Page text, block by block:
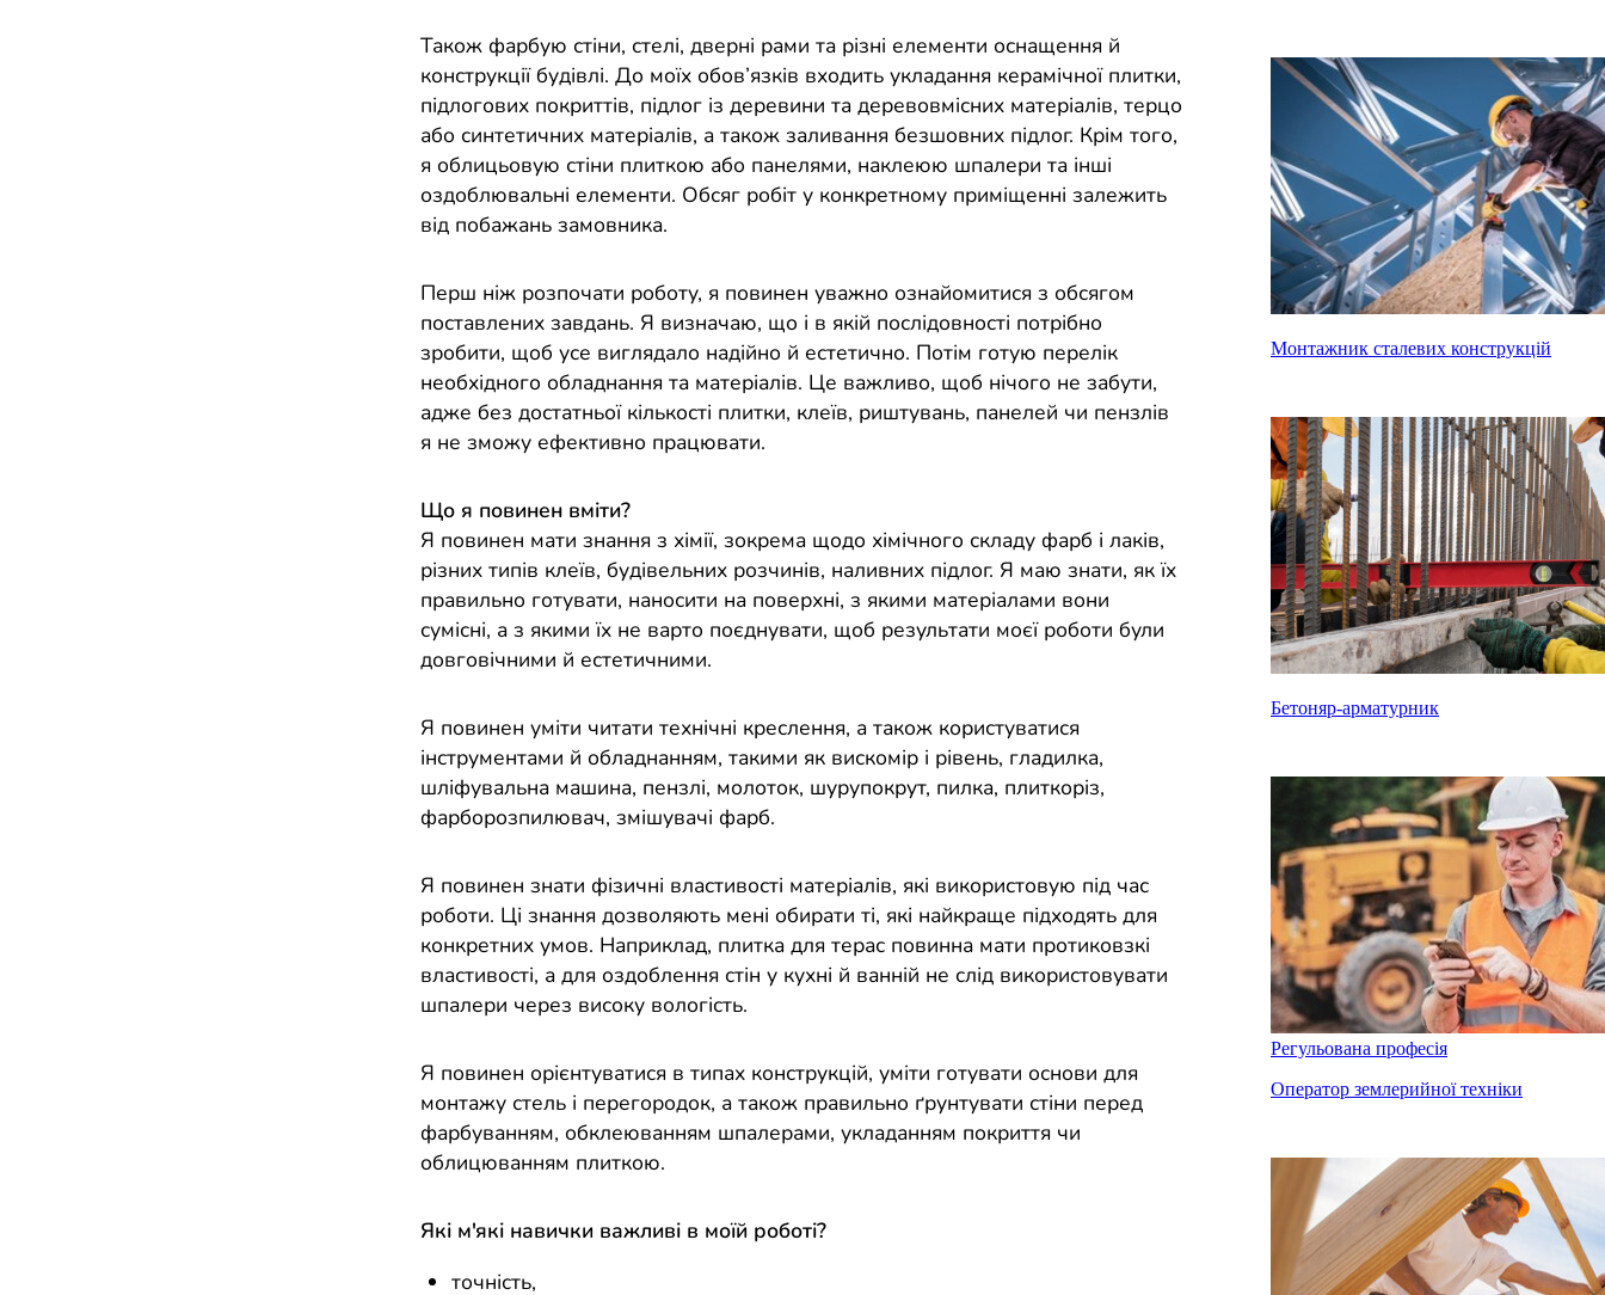
Також фарбую стіни, стелі, дверні рами та різні елементи оснащення й
конструкції будівлі. До моїх обов’язків входить укладання керамічної плитки,
підлогових покриттів, підлог із деревини та деревовмісних матеріалів, терцо
або синтетичних матеріалів, а також заливання безшовних підлог. Крім того,
я облицьовую стіни плиткою або панелями, наклеюю шпалери та інші
оздоблювальні елементи. Обсяг робіт у конкретному приміщенні залежить
від побажань замовника.
Перш ніж розпочати роботу, я повинен уважно ознайомитися з обсягом
поставлених завдань. Я визначаю, що і в якій послідовності потрібно
зробити, щоб усе виглядало надійно й естетично. Потім готую перелік
необхідного обладнання та матеріалів. Це важливо, щоб нічого не забути,
адже без достатньої кількості плитки, клеїв, риштувань, панелей чи пензлів
я не зможу ефективно працювати.
Що я повинен вміти?
Я повинен мати знання з хімії, зокрема щодо хімічного складу фарб і лаків,
різних типів клеїв, будівельних розчинів, наливних підлог. Я маю знати, як їх
правильно готувати, наносити на поверхні, з якими матеріалами вони
сумісні, а з якими їх не варто поєднувати, щоб результати моєї роботи були
довговічними й естетичними.
Я повинен уміти читати технічні креслення, а також користуватися
інструментами й обладнанням, такими як вискомір і рівень, гладилка,
шліфувальна машина, пензлі, молоток, шурупокрут, пилка, плиткоріз,
фарборозпилювач, змішувачі фарб.
Я повинен знати фізичні властивості матеріалів, які використовую під час
роботи. Ці знання дозволяють мені обирати ті, які найкраще підходять для
конкретних умов. Наприклад, плитка для терас повинна мати протиковзкі
властивості, а для оздоблення стін у кухні й ванній не слід використовувати
шпалери через високу вологість.
Я повинен орієнтуватися в типах конструкцій, уміти готувати основи для
монтажу стель і перегородок, а також правильно ґрунтувати стіни перед
фарбуванням, обклеюванням шпалерами, укладанням покриття чи
облицюванням плиткою.
Які м'які навички важливі в моїй роботі?
точність,
Монтажник сталевих конструкцій
Бетоняр-арматурник
Регульована професія
Оператор землерийної техніки